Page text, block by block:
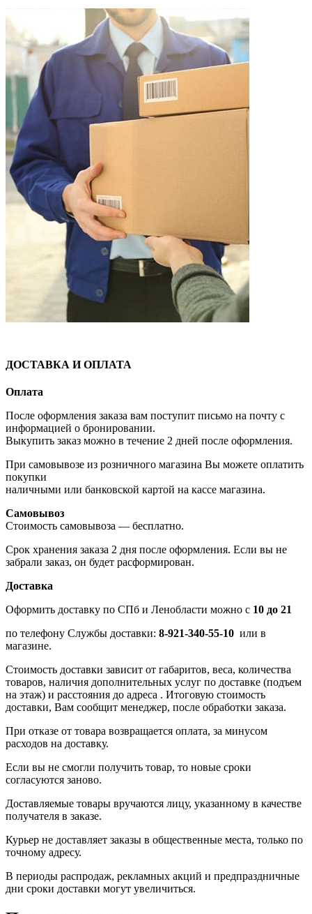
ДОСТАВКА И ОПЛАТА
Оплата
После оформления заказа вам поступит письмо на почту с
информацией о бронировании.
Выкупить заказ можно в течение 2 дней после оформления.
При самовывозе из розничного магазина Вы можете оплатить
покупки
наличными или банковской картой на кассе магазина.
Самовывоз
Стоимость самовывоза — бесплатно.
Срок хранения заказа 2 дня после оформления. Если вы не
забрали заказ, он будет расформирован.
Доставка
Оформить доставку по СПб и Ленобласти можно с 10 до 21
по телефону Службы доставки: 8-921-340-55-10 или в
магазине.
Стоимость доставки зависит от габаритов, веса, количества
товаров, наличия дополнительных услуг по доставке (подъем
на этаж) и расстояния до адреса . Итоговую стоимость
доставки, Вам сообщит менеджер, после обработки заказа.
При отказе от товара возвращается оплата, за минусом
расходов на доставку.
Если вы не смогли получить товар, то новые сроки
согласуются заново.
Доставляемые товары вручаются лицу, указанному в качестве
получателя в заказе.
Курьер не доставляет заказы в общественные места, только по
точному адресу.
В периоды распродаж, рекламных акций и предпраздничные
дни сроки доставки могут увеличиться.